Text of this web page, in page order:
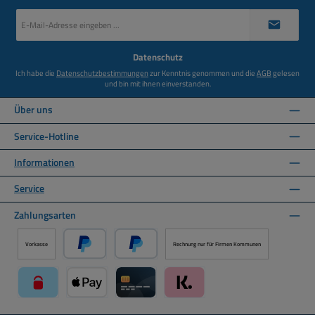
Mail-
Datenschutz
Ich habe die Datenschutzbestimmungenzur Kenntnis genommen und dieAGBgelesen
und bin mit ihnen einverstanden.
Über uns
Service-Hotline
Informationen
Service
Zahlungsarten
Vorkasse
Später Bezahlen über PayPal
Rechnung nur für Firmen Kommunen